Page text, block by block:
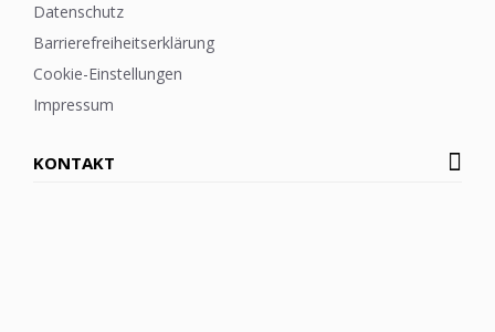
Datenschutz
Barrierefreiheitserklärung
Cookie-Einstellungen
Impressum
KONTAKT